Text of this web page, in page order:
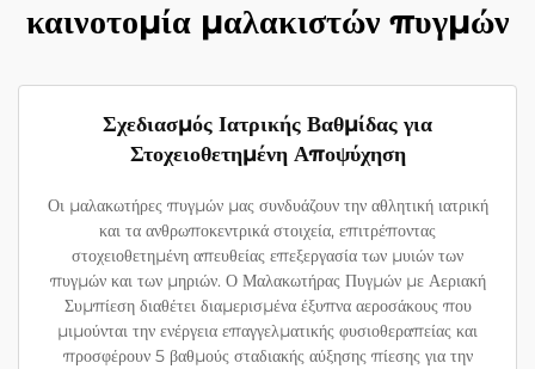
καινοτομία μαλακιστών πυγμών
Σχεδιασμός Ιατρικής Βαθμίδας για
Στοχειοθετημένη Αποψύχηση
Οι μαλακωτήρες πυγμών μας συνδυάζουν την αθλητική ιατρική
και τα ανθρωποκεντρικά στοιχεία, επιτρέποντας
στοχειοθετημένη απευθείας επεξεργασία των μυιών των
πυγμών και των μηριών. Ο Μαλακωτήρας Πυγμών με Αεριακή
Συμπίεση διαθέτει διαμερισμένα έξυπνα αεροσάκους που
μιμούνται την ενέργεια επαγγελματικής φυσιοθεραπείας και
προσφέρουν 5 βαθμούς σταδιακής αύξησης πίεσης για την